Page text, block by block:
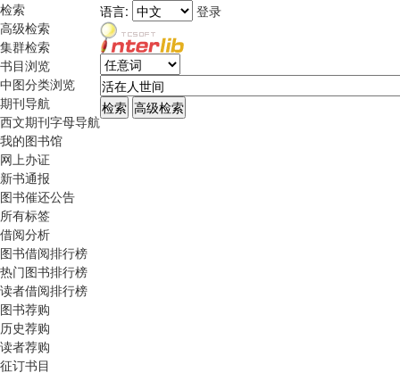
检索
高级检索
集群检索
书目浏览
中图分类浏览
期刊导航
西文期刊字母导航
我的图书馆
网上办证
新书通报
图书催还公告
所有标签
借阅分析
图书借阅排行榜
热门图书排行榜
读者借阅排行榜
图书荐购
历史荐购
读者荐购
征订书目
语言: 登录